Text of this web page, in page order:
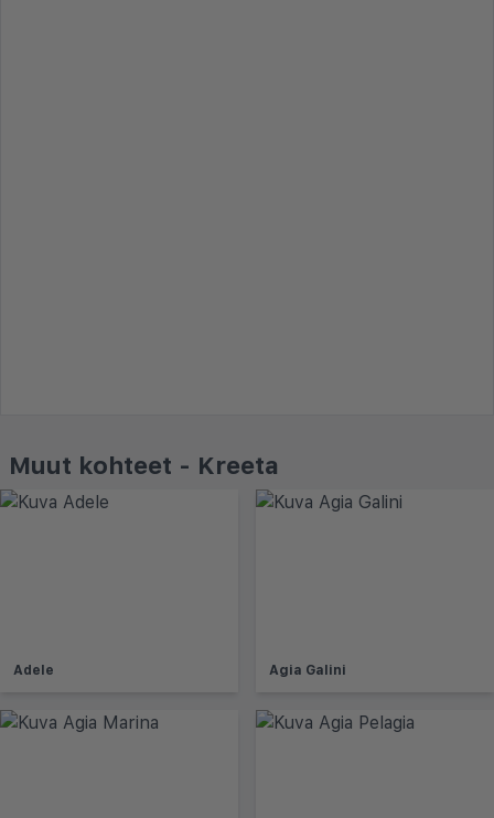
Muut kohteet - Kreeta
Adele Agia Galini